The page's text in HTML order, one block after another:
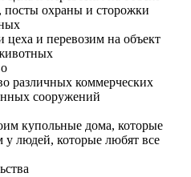
охраны и сторожки
цеха и перевозим на объект
различных коммерческих
сооружений
купольные дома, которые
людей, которые любят все